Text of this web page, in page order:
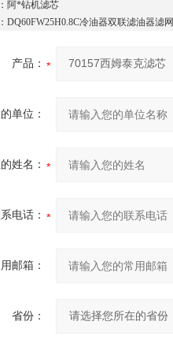
阿*钻机滤芯
DQ60FW25H0.8C冷油器双联滤油器滤网
产品：
单位：
姓名：
电话：
邮箱：
省份：